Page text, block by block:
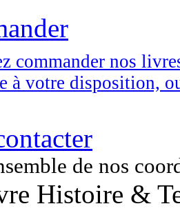
commander nos
à votre disposition,
de nos
Histoire &